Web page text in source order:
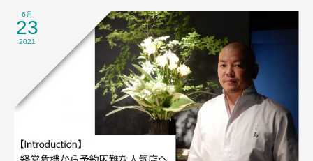
6月
23
2021